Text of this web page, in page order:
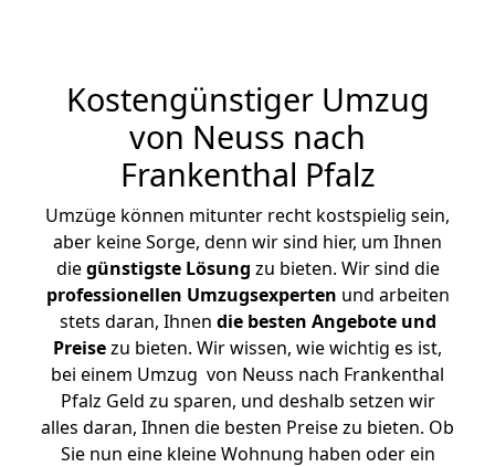
Kostengünstiger Umzug
von Neuss nach
Frankenthal Pfalz
Umzüge können mitunter recht kostspielig sein,
aber keine Sorge, denn wir sind hier, um Ihnen
diegünstigste Lösung zu bieten. Wir sind die
professionellen Umzugsexperten und arbeiten
stets daran, Ihnen die besten Angebote und
Preisezu bieten. Wir wissen, wie wichtig es ist,
bei einem Umzug von Neuss nach Frankenthal
Pfalz Geld zu sparen, und deshalb setzen wir
alles daran, Ihnen die besten Preise zu bieten. Ob
Sie nun eine kleine Wohnung haben oder ein